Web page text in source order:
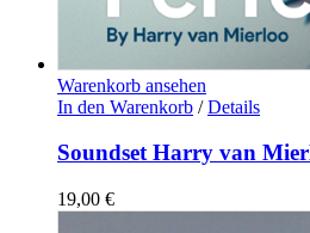
Warenkorb ansehen
In den Warenkorb / Details
Soundset Harry van
19,00 €